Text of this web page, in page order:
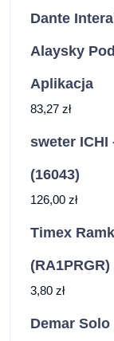
Dante
Alaysky
Aplikacja
83,27 zł
sweter ICHI
(16043)
126,00 zł
Timex
(RA1PRGR)
3,80 zł
Demar Solo